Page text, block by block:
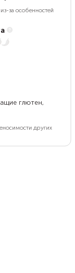
за особенностей
глютен,
других